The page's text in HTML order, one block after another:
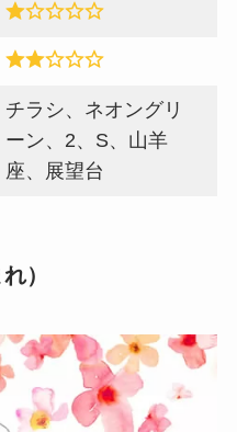
チラシ、ネオングリ
ーン、2、S、山羊
座、展望台
）